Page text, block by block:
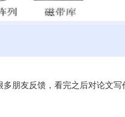
朋友反馈，看完之后对论文